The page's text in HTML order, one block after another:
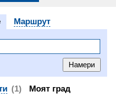
Маршрут
(1) Моят град